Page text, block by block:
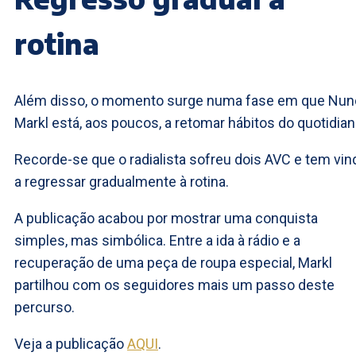
rotina
Além disso, o momento surge numa fase em que
Markl está, aos poucos, a retomar hábitos do
Recorde-se que o radialista sofreu dois AVC e tem
a regressar gradualmente à rotina.
A publicação acabou por mostrar uma conquista
simples, mas simbólica. Entre a ida à rádio e a
recuperação de uma peça de roupa especial, Markl
partilhou com os seguidores mais um passo deste
percurso.
Veja a publicaçãoAQUI.